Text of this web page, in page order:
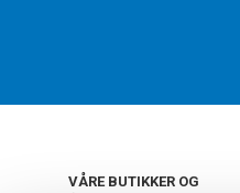
VÅRE BUTIKKER OG